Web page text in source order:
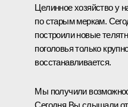
Целинное хозяйство у
по старым меркам.
построили новые
поголовья только
восстанавливается.
Мы получили
Сегодня Вы слышали от